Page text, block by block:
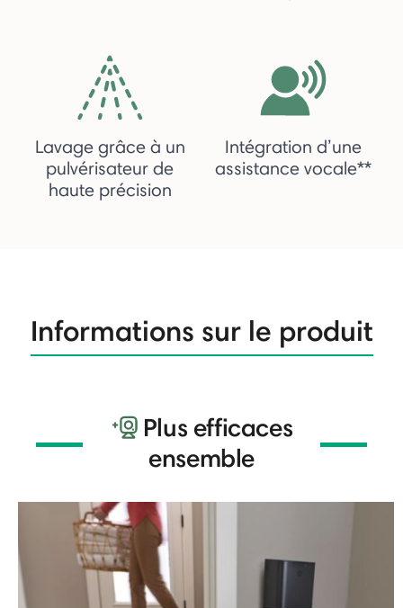
Lavage grâce à un
pulvérisateur de
haute précision
Intégration d’une
assistance vocale**
Informations sur le produit
Plus efficaces
ensemble